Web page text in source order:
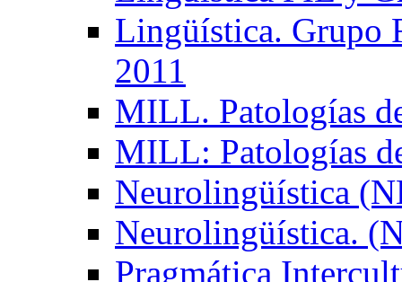
Lingüística. Grupo
2011
MILL. Patologías
MILL: Patologías
Neurolingüística
Neurolingüística.
Pragmática